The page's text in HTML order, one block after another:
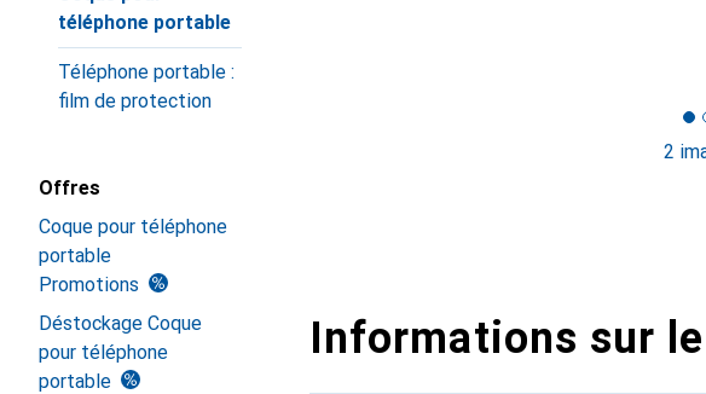
téléphone portable
Téléphone portable :
film de protection
Offres
Coque pour téléphone
portable
Promotions
Déstockage Coque
pour téléphone
portable
2
Informations sur